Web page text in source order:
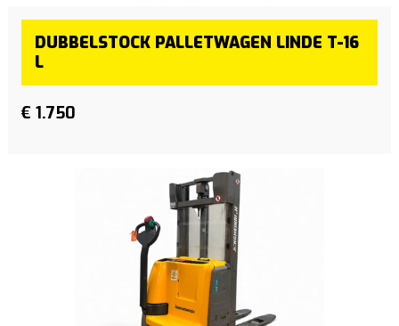
DUBBELSTOCK PALLETWAGEN LINDE T-16
L
€ 1.750